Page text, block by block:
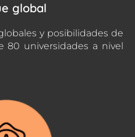
global
y posibilidades de
80 universidades a nivel